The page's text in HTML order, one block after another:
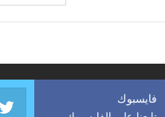
فايسبوك